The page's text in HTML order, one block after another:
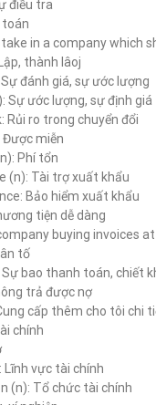
điều tra
toán
in a company which
thành lâoj
đánh giá, sự ước lượng
Sự ước lượng, sự định giá
Rủi ro trong chuyển đổi
Được miễn
Phí tổn
(n): Tài trợ xuất khẩu
Bảo hiểm xuất khẩu
tiện dễ dàng
buying invoices
tố
Sự bao thanh toán, chiết
trả được nợ
cấp thêm cho tôi chi
chính
Lĩnh vực tài chính
(n): Tổ chức tài chính